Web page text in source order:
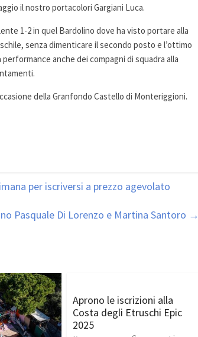
il nostro portacolori Gargiani Luca.
1-2 in quel Bardolino dove ha visto portare alla
senza dimenticare il secondo posto e l’ottimo
anche dei compagni di squadra alla
della Granfondo Castello di Monteriggioni.
per iscriversi a prezzo agevolato
Pasquale Di Lorenzo e Martina Santoro →
Aprono le iscrizioni alla
Costa degli Etruschi Epic
2025